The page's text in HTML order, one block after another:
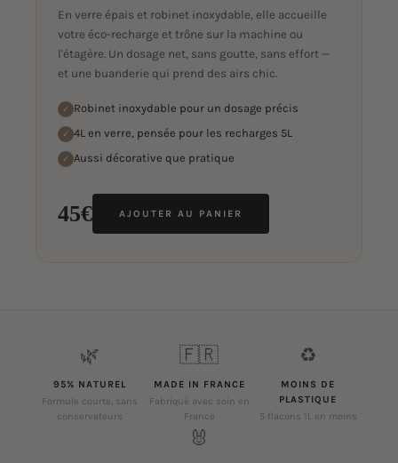
En verre épais et robinet inoxydable, elle accueille
votre éco-recharge et trône sur la machine ou
l'étagère. Un dosage net, sans goutte, sans effort —
et une buanderie qui prend des airs chic.
✓ Robinet inoxydable pour un dosage précis
✓ 4L en verre, pensée pour les recharges 5L
✓ Aussi décorative que pratique
45€ AJOUTER AU PANIER
🌿
95% NATUREL
Formule courte, sans
conservateurs
🇫🇷
MADE IN FRANCE
Fabriqué avec soin en
France
♻️
MOINS DE
PLASTIQUE
5 flacons 1L en moins
🐰